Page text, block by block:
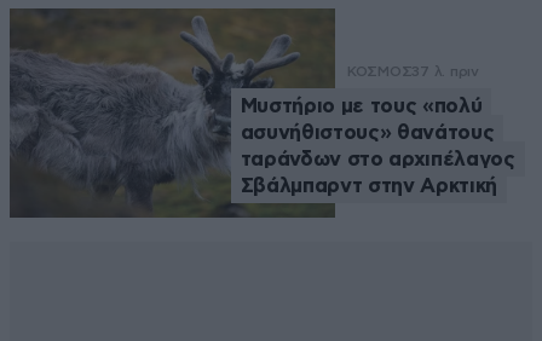
ΚΟΣΜΟΣ37 λ. πριν
Μυστήριο με τους «πολύ
ασυνήθιστους» θανάτους
ταράνδων στο αρχιπέλαγος
Σβάλμπαρντ στην Αρκτική